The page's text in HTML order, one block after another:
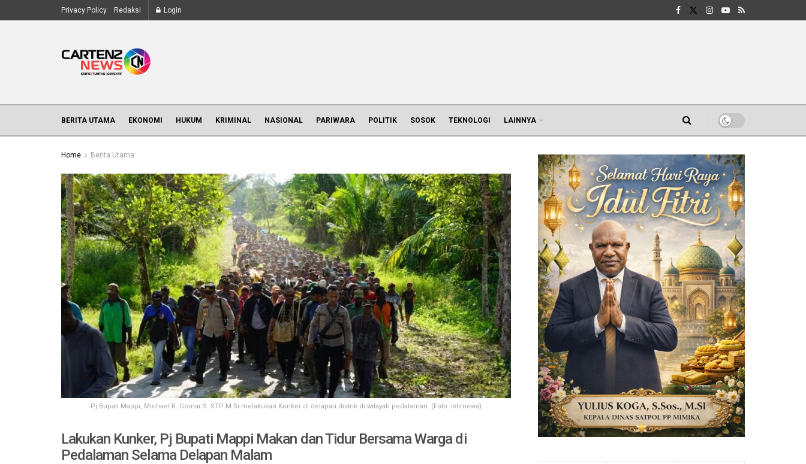
Privacy Policy Redaksi Login
BERITA UTAMA EKONOMI HUKUM KRIMINAL NASIONAL PARIWARA POLITIK SOSOK TEKNOLOGI LAINNYA
Home Berita Utama
Pj Bupati Mappi, Michael R. Gomar S. STP M.Si melakukan Kunker di delapan distrik di wilayah pedalaman. (Foto: Istimewa)
Lakukan Kunker, Pj Bupati Mappi Makan dan Tidur Bersama Warga di
Pedalaman Selama Delapan Malam